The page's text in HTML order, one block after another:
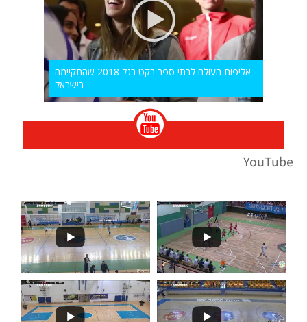
אליפות העולם לבתי ספר בקט רגל 2018 שהתקיימה
בישראל
YouTube